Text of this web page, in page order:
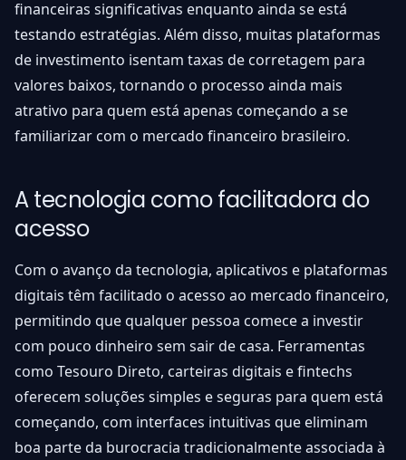
financeiras significativas enquanto ainda se está
testando estratégias. Além disso, muitas plataformas
de investimento isentam taxas de corretagem para
valores baixos, tornando o processo ainda mais
atrativo para quem está apenas começando a se
familiarizar com o mercado financeiro brasileiro.
A tecnologia como facilitadora do
acesso
Com o avanço da tecnologia, aplicativos e plataformas
digitais têm facilitado o acesso ao mercado financeiro,
permitindo que qualquer pessoa comece a investir
com pouco dinheiro sem sair de casa. Ferramentas
como Tesouro Direto, carteiras digitais e fintechs
oferecem soluções simples e seguras para quem está
começando, com interfaces intuitivas que eliminam
boa parte da burocracia tradicionalmente associada à